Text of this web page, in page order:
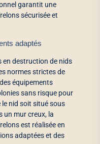
garantit une
sécurisée et
adaptés
en destruction de nids
normes strictes de
équipements
sans risque pour
nid soit situé sous
un mur creux, la
est réalisée en
adaptées et des